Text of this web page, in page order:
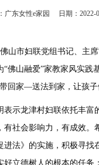
广东女性e家园 日期：
市妇联党组书记、主
“佛山融爱”家教家风实
回家—送法到家，让孩子
龙津村妇联依托丰富
有社会影响力，有成效
进法》的实施，积极寻
好立德树人的根本的任